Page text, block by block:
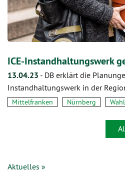
ICE-Instandhaltungswerk
13.04.23 - DB erklärt die
Instandhaltungswerk in der
Mittelfranken Nürnberg
Aktuelles »